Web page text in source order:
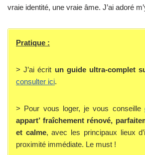
vraie identité, une vraie âme. J’ai adoré
Pratique :
> J’ai écrit un guide ultra-complet
consulter ici.
> Pour vous loger, je vous conseille
appart’ fraîchement rénové,
et calme, avec les principaux lieux
proximité immédiate. Le must !